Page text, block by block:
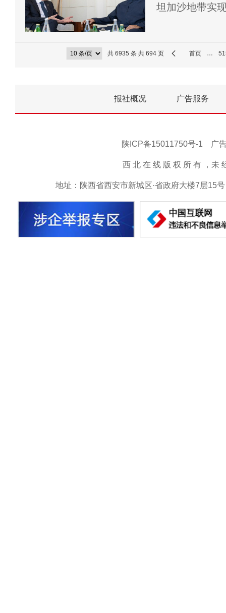
坦加沙地带实
共 6935 条 共 694 页 首页 …
报社概况 广告服务
陕ICP备15011750号-1 广
西 北 在 线 版 权 所 有 ，未
地址：陕西省西安市新城区·省政府大楼7层